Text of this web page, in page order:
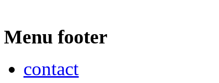
Menu footer
contact